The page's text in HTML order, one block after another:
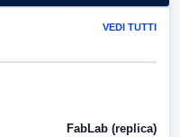
VEDI TUTTI
FabLab (replica)